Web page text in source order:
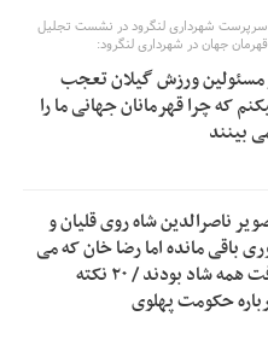
حمایتی باید براساس
فدراسیون فوتبال با حضور
مراجع رسمی فاقد سندیت
ایران و عمان درباره تنگه
کشاورزان گیلان نسبت به
سرپرست شهرداری لنگرود در نشست تجلیل
قهرمان جهان در شهرداری لنگرود:
مسئولین ورزش گیلان تعجب
که چرا قهرمانان جهانی ما را
بینند
ناصرالدین شاه روی قلیان و
باقی مانده اما رضا خان که می
رفت همه شاد بودند / ۲۰ نکته
حکومت پهلوی